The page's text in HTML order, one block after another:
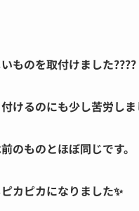
ものを取付けました????
けるのにも少し苦労しま
のものとほぼ同じです。
カピカになりました✨